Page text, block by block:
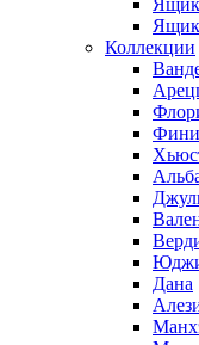
Коллекции
Дана